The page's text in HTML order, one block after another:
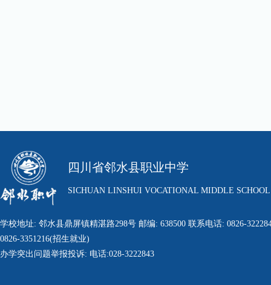
四川省邻水县职业中学
SICHUAN LINSHUI VOCATIONAL MIDDLE SCHOOL
学校地址: 邻水县鼎屏镇精湛路298号 邮编: 638500 联系电话: 0826-
0826-3351216(招生就业)
办学突出问题举报投诉: 电话:028-3222843